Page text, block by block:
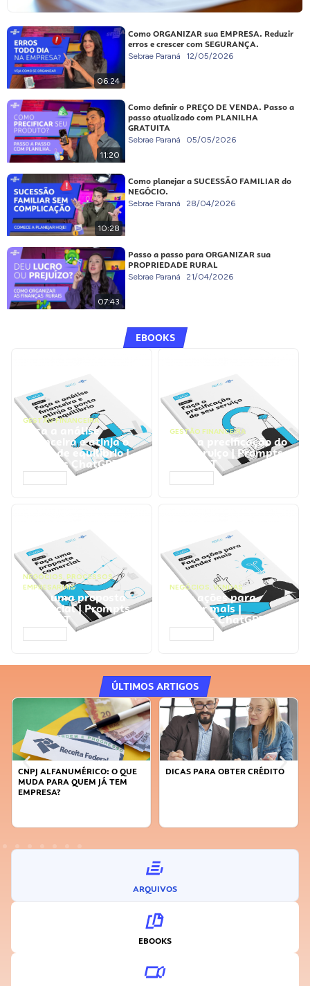
06:24
Como ORGANIZAR sua EMPRESA. Reduzir
erros e crescer com SEGURANÇA.
Sebrae Paraná 12/05/2026
11:20
Como definir o PREÇO DE VENDA. Passo a
passo atualizado com PLANILHA
GRATUITA
Sebrae Paraná 05/05/2026
10:28
Como planejar a SUCESSÃO FAMILIAR do
NEGÓCIO.
Sebrae Paraná 28/04/2026
07:43
Passo a passo para ORGANIZAR sua
PROPRIEDADE RURAL
Sebrae Paraná 21/04/2026
EBOOKS
GESTÃO FINANCEIRA
Faça a análise
financeira e atinja o
ponto de equilíbrio |
Prompts ChatGPT
GESTÃO FINANCEIRA
Faça a precificação do
seu serviço | Prompts
ChatGPT
NEGÓCIOS, PROCESSOS
EMPRESARIAIS
Faça uma proposta
comercial | Prompts
ChatGPT
NEGÓCIOS, VENDAS
Faça ações para
vender mais |
Prompts ChatGPT
ÚLTIMOS ARTIGOS
DICAS PARA OBTER CRÉDITO
FAÇA A DIFERENÇA: SEJA
ARQUIVOS
EBOOKS